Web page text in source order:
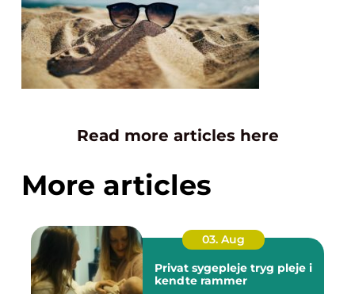
Read more articles here
More articles
03. Aug
Privat sygepleje tryg pleje i
kendte rammer